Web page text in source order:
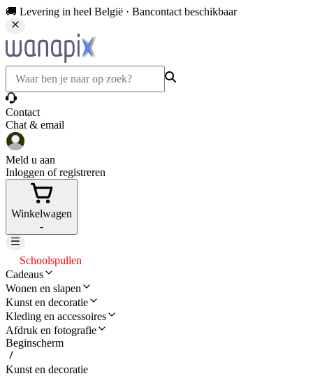
🚚 Levering in heel België · Bancontact beschikbaar
Contact
Chat & email
Meld u aan
Inloggen of registreren
Winkelwagen
-
Schoolspullen
Cadeaus
Wonen en slapen
Kunst en decoratie
Kleding en accessoires
Afdruk en fotografie
Beginscherm
Kunst en decoratie